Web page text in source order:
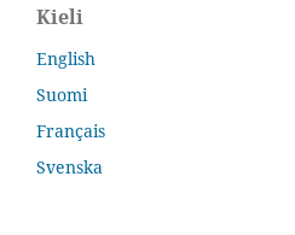
Kieli
English
Suomi
Français
Svenska